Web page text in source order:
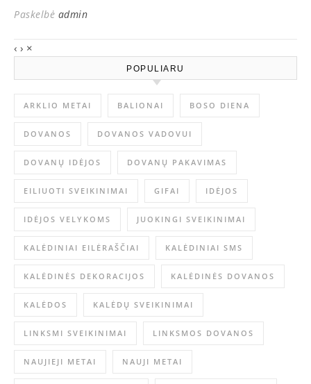
Paskelbė admin
‹ › ×
POPULIARU
ARKLIO METAI BALIONAI BOSO DIENA
DOVANOS DOVANOS VADOVUI
DOVANŲ IDĖJOS DOVANŲ PAKAVIMAS
EILIUOTI SVEIKINIMAI GIFAI IDĖJOS
IDĖJOS VELYKOMS JUOKINGI SVEIKINIMAI
KALĖDINIAI EILĖRAŠČIAI KALĖDINIAI SMS
KALĖDINĖS DEKORACIJOS KALĖDINĖS DOVANOS
KALĖDOS KALĖDŲ SVEIKINIMAI
LINKSMI SVEIKINIMAI LINKSMOS DOVANOS
NAUJIEJI METAI NAUJI METAI